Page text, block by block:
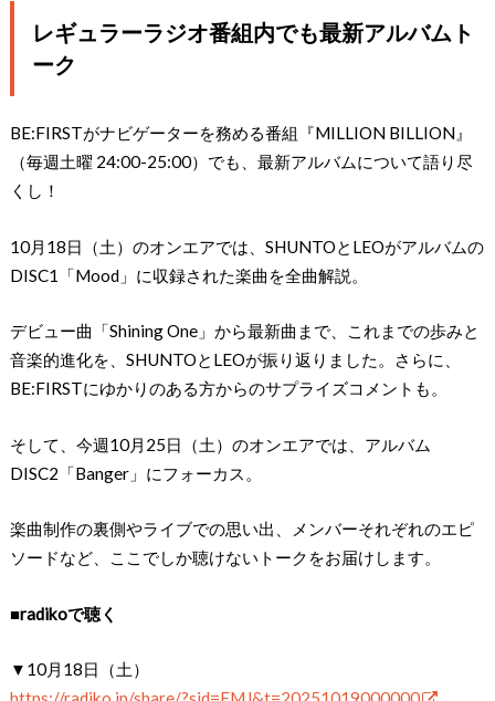
レギュラーラジオ番組内でも最新アルバムト
ーク
BE:FIRSTがナビゲーターを務める番組『MILLION BILLION』
（毎週土曜 24:00-25:00）でも、最新アルバムについて語り尽
くし！
10月18日（土）のオンエアでは、SHUNTOとLEOがアルバムの
DISC1「Mood」に収録された楽曲を全曲解説。
デビュー曲「Shining One」から最新曲まで、これまでの歩みと
音楽的進化を、SHUNTOとLEOが振り返りました。さらに、
BE:FIRSTにゆかりのある方からのサプライズコメントも。
そして、今週10月25日（土）のオンエアでは、アルバム
DISC2「Banger」にフォーカス。
楽曲制作の裏側やライブでの思い出、メンバーそれぞれのエピ
ソードなど、ここでしか聴けないトークをお届けします。
■radikoで聴く
▼10月18日（土）